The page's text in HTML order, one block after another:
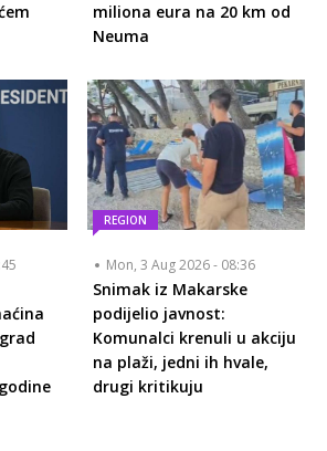
miliona eura na 20 km od
Neuma
REGION
Mon, 3 Aug 2026 - 08:36
Snimak iz Makarske
podijelio javnost:
Komunalci krenuli u akciju
na plaži, jedni ih hvale,
drugi kritikuju